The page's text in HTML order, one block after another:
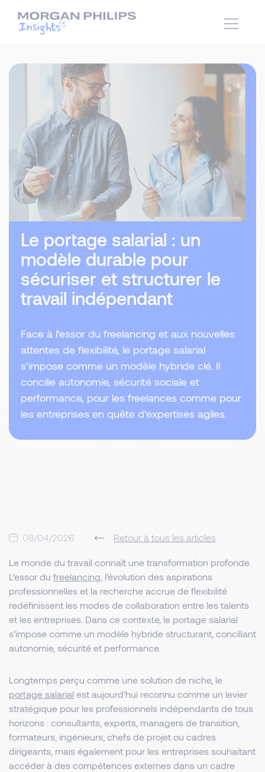
Le portage salarial : un
modèle durable pour
sécuriser et structurer le
travail indépendant
Face à l’essor du freelancing et aux nouvelles
attentes de flexibilité, le portage salarial
s’impose comme un modèle hybride clé. Il
concilie autonomie, sécurité sociale et
performance, pour les freelances comme pour
les entreprises en quête d’expertises agiles.
08/04/2026 Retour à tous les articles
Le monde du travail connaît une transformation profonde.
L’essor du freelancing , l’évolution des aspirations
professionnelles et la recherche accrue de flexibilité
redéfinissent les modes de collaboration entre les talents
et les entreprises. Dans ce contexte, le portage salarial
s’impose comme un modèle hybride structurant, conciliant
autonomie, sécurité et performance.
Longtemps perçu comme une solution de niche, le
portage salarial est aujourd’hui reconnu comme un levier
stratégique pour les professionnels indépendants de tous
horizons : consultants, experts, managers de transition,
formateurs, ingénieurs, chefs de projet ou cadres
dirigeants, mais également pour les entreprises souhaitant
accéder à des compétences externes dans un cadre